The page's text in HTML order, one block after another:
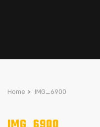
Home > IMG_6900